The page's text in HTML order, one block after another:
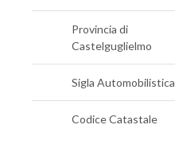
Provincia di
Castelguglielmo
Sigla Automobilistica
Codice Catastale